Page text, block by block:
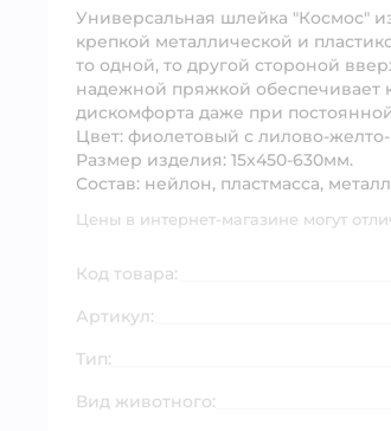
Универсальная шлейка "Космос"
крепкой металлической и
то одной, то другой стороной
надежной пряжкой
дискомфорта даже при
Цвет: фиолетовый с лилово-
Размер изделия: 15х450-630мм.
Состав: нейлон, пластмасса, металл
Цены в интернет-магазине могут
Код товара:
Артикул:
Тип:
Вид животного: